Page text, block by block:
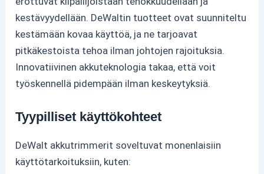
kestävyydellään. DeWaltin tuotteet ovat suunniteltu
kestämään kovaa käyttöä, ja ne tarjoavat
pitkäkestoista tehoa ilman johtojen rajoituksia.
Innovatiivinen akkuteknologia takaa, että voit
työskennellä pidempään ilman keskeytyksiä.
Tyypilliset käyttökohteet
DeWalt akkutrimmerit soveltuvat monenlaisiin
käyttötarkoituksiin, kuten: